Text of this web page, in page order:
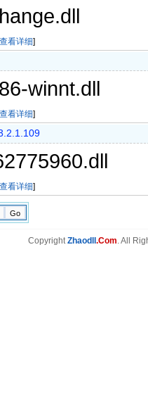
查看详细]
winnt.dll
查看详细]
查看详细]
CopyrightZhaodll .Com. All